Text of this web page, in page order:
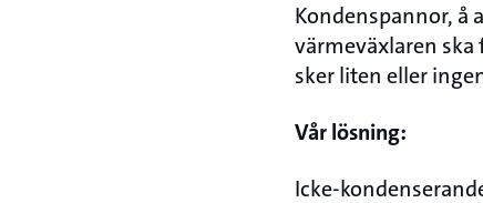
Kondenspannor, å
värmeväxlaren
sker liten eller
Vår lösning:
Icke-